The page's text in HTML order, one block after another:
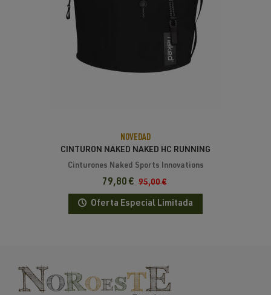
NOVEDAD
CINTURON NAKED NAKED HC RUNNING
BAND 5L
Cinturones Naked Sports Innovations
79,80 € 95,00 €
Oferta Especial Limitada